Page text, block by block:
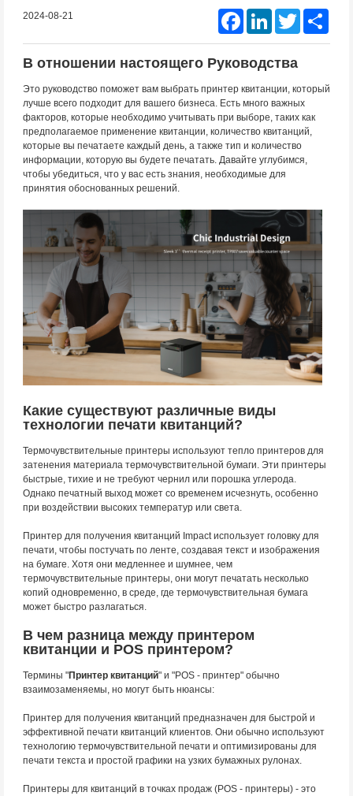
2024-08-21 FacebookLinkedIn Twitter
В отношении настоящего Руководства
Это руководство поможет вам выбрать принтер квитанции, который
лучше всего подходит для вашего бизнеса. Есть много важных
факторов, которые необходимо учитывать при выборе, таких как
предполагаемое применение квитанции, количество квитанций,
которые вы печатаете каждый день, а также тип и количество
информации, которую вы будете печатать. Давайте углубимся,
чтобы убедиться, что у вас есть знания, необходимые для
принятия обоснованных решений.
Какие существуют различные виды
технологии печати квитанций?
Термочувствительные принтеры используют тепло принтеров для
затенения материала термочувствительной бумаги. Эти принтеры
быстрые, тихие и не требуют чернил или порошка углерода.
Однако печатный выход может со временем исчезнуть, особенно
при воздействии высоких температур или света.
Принтер для получения квитанций Impact использует головку для
печати, чтобы постучать по ленте, создавая текст и изображения
на бумаге. Хотя они медленнее и шумнее, чем
термочувствительные принтеры, они могут печатать несколько
копий одновременно, в среде, где термочувствительная бумага
может быстро разлагаться.
В чем разница между принтером
квитанции и POS принтером?
Термины "Принтер квитанций" и "POS - принтер" обычно
взаимозаменяемы, но могут быть нюансы:
Принтер для получения квитанций предназначен для быстрой и
эффективной печати квитанций клиентов. Они обычно используют
технологию термочувствительной печати и оптимизированы для
печати текста и простой графики на узких бумажных рулонах.
Принтеры для квитанций в точках продаж (POS - принтеры) - это